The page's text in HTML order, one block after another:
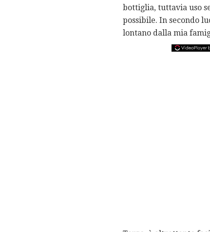
bottiglia, tuttavia uso
possibile. In secondo
lontano dalla mia